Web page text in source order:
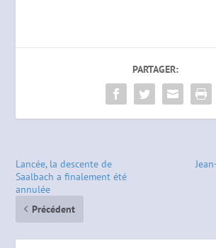
PARTAGER:
Lancée, la descente de
Saalbach a finalement été
annulée
Précédent